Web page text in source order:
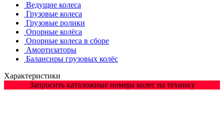
Ведущие колеса
Грузовые колеса
Грузовые ролики
Опорные колёса
Опорные колеса в сборе
Амортизаторы
Балансиры грузовых колёс
Характеристики
Запросить каталожные номера колес на технику